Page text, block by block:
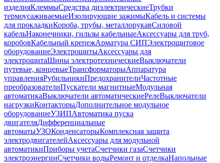
изделияКлеммыСредства диэлектрическиеТрубки
термоусаживаемыеИзолирующие зажимыКабель и системы
для прокладкиКороба, трубы, металлорукавСиловой
кабельНаконечники, гильзы кабельныеАксессуары для труб,
коробовКабельный крепежАрматура СИПЭлектрощитовое
оборудованиеЭлектрощитыАксессуары для
электрощитаШины электротехническиеВыключатели
путевые, концевыеТрансформаторыАппаратура
управленияРубильникиПредохранителиЧастотные
преобразователиПускатели магнитныеМодульная
автоматикаВыключатели автоматическиеРелеВыключатели
нагрузкиКонтакторыДополнительное модульное
оборудованиеУЗИПАвтоматика пуска
двигателяДифференциальные
автоматыУЗОКонденсаторыКомплексная защита
электродвигателейАксессуары для модульной
автоматикиПриборы учетаСчетчики газаСчетчики
электроэнергииСчетчики водыРемонт и отделкаНапольные